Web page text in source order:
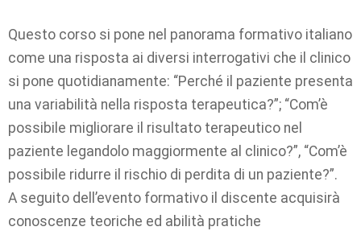
Questo corso si pone nel panorama formativo italiano
come una risposta ai diversi interrogativi che il clinico
si pone quotidianamente: “Perché il paziente presenta
una variabilità nella risposta terapeutica?”; “Com’è
possibile migliorare il risultato terapeutico nel
paziente legandolo maggiormente al clinico?”, “Com’è
possibile ridurre il rischio di perdita di un paziente?”.
A seguito dell’evento formativo il discente acquisirà
conoscenze teoriche ed abilità pratiche